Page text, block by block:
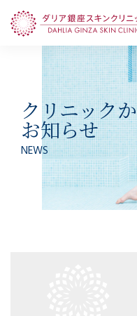
クリニック
お知らせ
NEWS